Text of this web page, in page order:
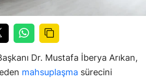
Dr. Mustafa İberya Arıkan,
mahsuplaşma sürecini